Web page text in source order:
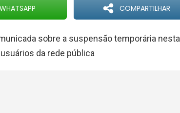
WHATSAPP COMPARTILHAR
sobre a suspensão temporária nesta
da rede pública